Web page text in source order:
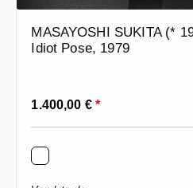
MASAYOSHI SUKITA (*
Idiot Pose, 1979
Prezzo normale:
1.400,00 €*